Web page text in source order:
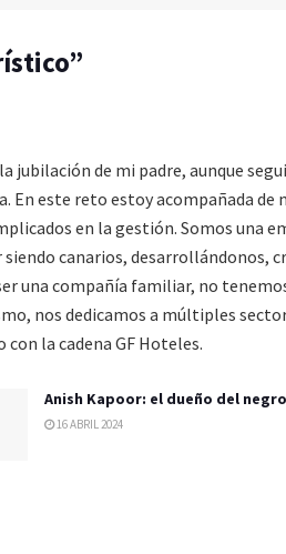
jubilación de mi padre, aunque
En este reto estoy acompañada de
en la gestión. Somos una
canarios, desarrollándonos,
una compañía familiar, no
nos dedicamos a múltiples
la cadena GF Hoteles.
Anish Kapoor: el dueño del
16 ABRIL 2024